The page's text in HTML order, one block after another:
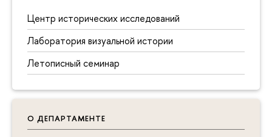
Центр исторических исследований
Лаборатория визуальной истории
Летописный семинар
О ДЕПАРТАМЕНТЕ